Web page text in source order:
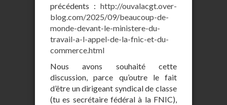
précédents : http://ouvalacgt.over-
blog.com/2025/09/beaucoup-de-
monde-devant-le-ministere-du-
travail-a-l-appel-de-la-fnic-et-du-
commerce.html
Nous avons souhaité cette
discussion, parce qu’outre le fait
d’être un dirigeant syndical de classe
(tu es secrétaire fédéral à la FNIC),